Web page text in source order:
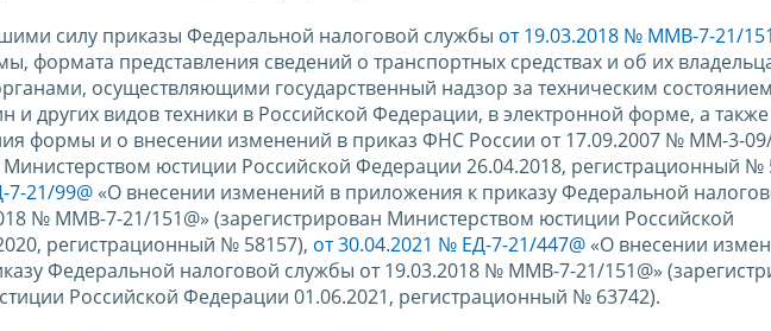
силу приказы Федеральной налоговой службы от 19.03.2018 № ММВ-7-21/
формата представления сведений о транспортных средствах и об их
осуществляющими государственный надзор за техническим состоянием
и других видов техники в Российской Федерации, в электронной форме, а также
формы и о внесении изменений в приказ ФНС России от 17.09.2007 № ММ-3-09/
Министерством юстиции Российской Федерации 26.04.2018, регистрационный №
7-21/99@ «О внесении изменений в приложения к приказу Федеральной
№ ММВ-7-21/151@» (зарегистрирован Министерством юстиции Российской
регистрационный № 58157), от 30.04.2021 № ЕД-7-21/447@ «О внесении
Федеральной налоговой службы от 19.03.2018 № ММВ-7-21/151@»
Российской Федерации 01.06.2021, регистрационный № 63742).